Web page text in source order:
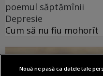
poemul săptămînii
Depresie
Cum să nu fiu mohorît
Nouă ne pasă ca datele tale